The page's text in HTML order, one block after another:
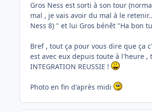
Gros Ness est sorti à son tour
mal , je vais avoir du mal à le
Ness 8) " et lui Gros bénêt "Ha bon
Bref , tout ça pour vous dire que ça
est avec eux depuis toute à l'heure
INTEGRATION REUSSIE !
Photo en fin d'après midi